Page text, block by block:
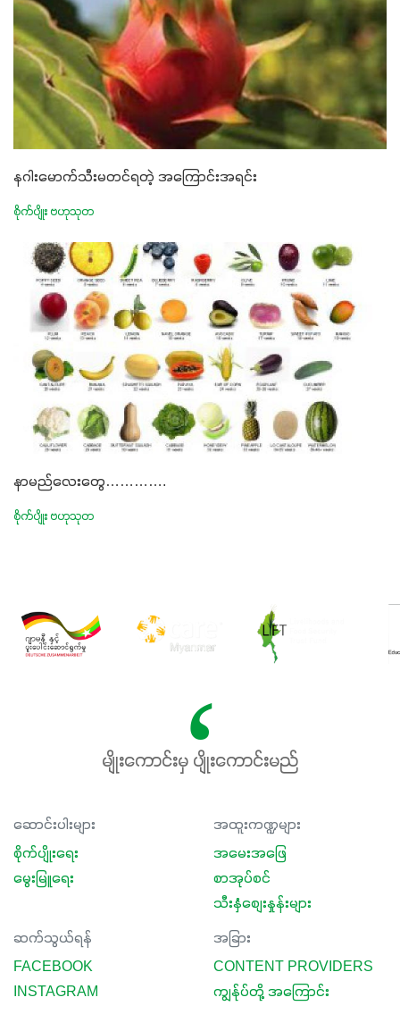
နဂါးမောက်သီးမတင်ရတဲ့ အကြောင်းအရင်း
စိုက်ပျိုး ဗဟုသုတ
နာမည်လေးတွေ………….
စိုက်ပျိုး ဗဟုသုတ
မျိုးကောင်းမှ ပျိုးကောင်းမည်
ဆောင်းပါးများ
စိုက်ပျိုးရေး
မွေးမြူရေး
အထူးကဏ္ဍများ
အမေးအဖြေ
စာအုပ်စင်
သီးနှံစျေးနှုန်းများ
ဆက်သွယ်ရန်
FACEBOOK
INSTAGRAM
အခြား
CONTENT PROVIDERS
ကျွန်ုပ်တို့ အကြောင်း